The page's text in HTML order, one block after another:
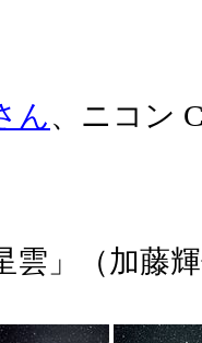
ん、ニコン
雲」（加藤